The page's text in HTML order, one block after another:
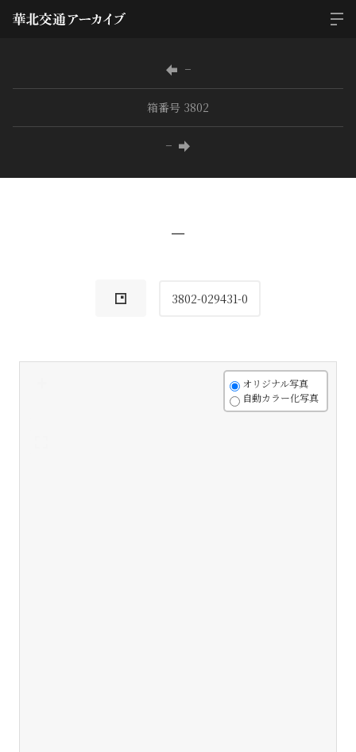
−
箱番号 3802
−
−
3802-029431-0
オリジナル写真
自動カラー化写真